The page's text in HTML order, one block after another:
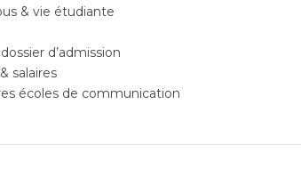
& vie étudiante
d’admission
salaires
écoles de communication